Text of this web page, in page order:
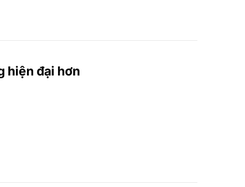
hiện đại hơn